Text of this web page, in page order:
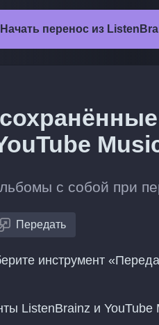
Начать перенос из
с собой при
Передать
инструмент
ListenBrainz и YouTube